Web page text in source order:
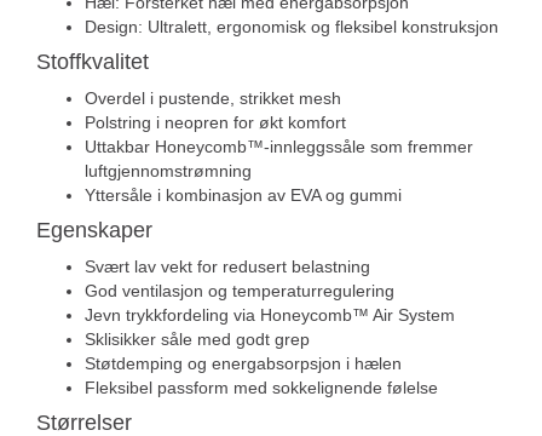
Design: Ultralett, ergonomisk og fleksibel konstruksjon
Stoffkvalitet
Overdel i pustende, strikket mesh
Polstring i neopren for økt komfort
Uttakbar Honeycomb™-innleggssåle som fremmer
luftgjennomstrømning
Yttersåle i kombinasjon av EVA og gummi
Egenskaper
Svært lav vekt for redusert belastning
God ventilasjon og temperaturregulering
Jevn trykkfordeling via Honeycomb™ Air System
Sklisikker såle med godt grep
Støtdemping og energabsorpsjon i hælen
Fleksibel passform med sokkelignende følelse
Størrelser